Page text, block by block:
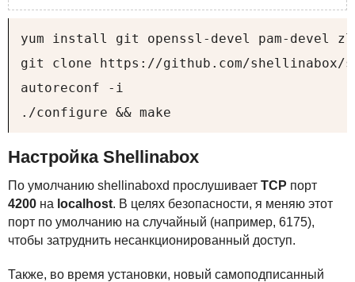
yum install git openssl-devel pam-devel
git clone https://github.com/shellinabox/
autoreconf -i
./configure && make
Настройка Shellinabox
По умолчанию shellinaboxd прослушивает TCP порт
4200 на localhost. В целях безопасности, я меняю этот
порт по умолчанию на случайный (например, 6175),
чтобы затруднить несанкционированный доступ.
Также, во время установки, новый самоподписанный